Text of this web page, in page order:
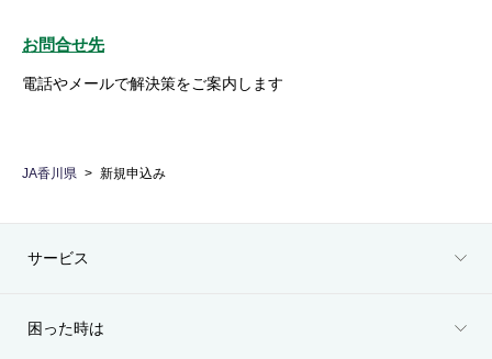
お問合せ先
電話やメールで解決策をご案内します
JA香川県 新規申込み
サービス
困った時は